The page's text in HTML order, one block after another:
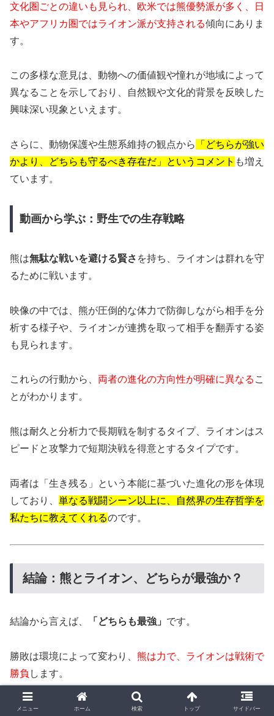
文化圏ごとの違いも見られ、欧米では熊優勢派が多く、日
本やアフリカ圏ではライオン派が支持される傾向にありま
す。
この多様な意見は、動物への価値観や憧れが地域によって
異なることを示しており、自然観や文化的背景を反映した
興味深い現象といえます。
さらに、動物保護や生態系維持の観点から
「どちらが強い
かより、どちらも守るべき存在だ」というコメント も増え
ています。
動画から学ぶ：野生での生存戦略
熊は無駄な戦いを避ける賢さ を持ち、ライオンは群れを守
るために戦います。
映像の中では、熊が圧倒的な体力で防御しながら相手を分
析する様子や、ライオンが連携を取って相手を翻弄する姿
も見られます。
これらの行動から、 両者の進化の方向性が明確に異なる こ
とがわかります。
熊は耐久と分析力で長期戦を制するタイプ、ライオンはス
ピードと攻撃力で短期決戦を得意とするタイプです。
両者は「生き残る」という本能に基づいた進化の形を体現
しており、 単なる戦闘シーン以上に、自然界の生存哲学を
私たちに教えてくれるのです。
結論：熊とライオン、どちらが最強か？
結論から言えば、 「どちらも最強」 です。
勝敗は環境によって変わり、 熊は力で、ライオンは戦術で
勝負 します。
それぞれが自分の生態系で最も適した生存戦略を持つた
メニュー ホーム 検索 トップ サイドバー